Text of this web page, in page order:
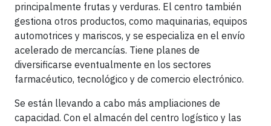
principalmente frutas y verduras. El centro también
gestiona otros productos, como maquinarias, equipos
automotrices y mariscos, y se especializa en el envío
acelerado de mercancías. Tiene planes de
diversificarse eventualmente en los sectores
farmacéutico, tecnológico y de comercio electrónico.
Se están llevando a cabo más ampliaciones de
capacidad. Con el almacén del centro logístico y las